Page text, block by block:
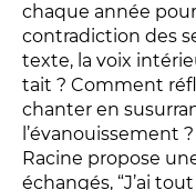
Festival de
LE
VOUS ÊTES...
chaque année
contradiction des
texte, la voix
tait ? Comment
chanter en
l’évanouissement ?
Racine propose
échangés, “J’ai